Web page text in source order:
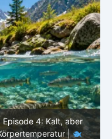
Episode 4: Kalt, aber
|